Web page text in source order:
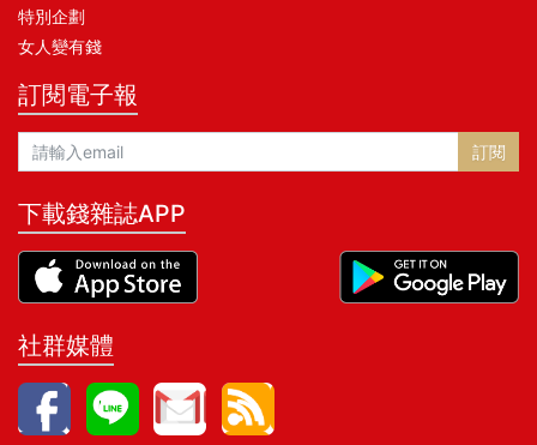
特別企劃
女人變有錢
訂閱電子報
訂閱
下載錢雜誌APP
社群媒體